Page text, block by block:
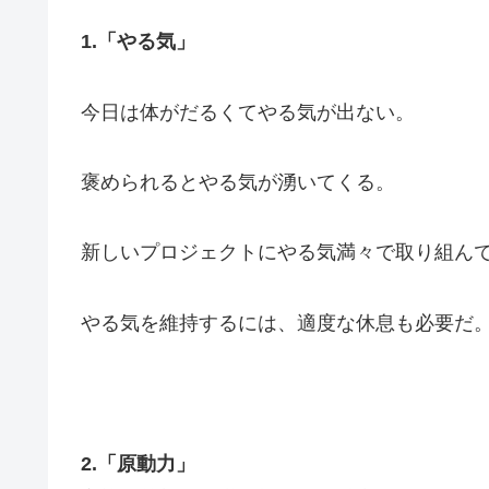
1.「やる気」
今日は体がだるくてやる気が出ない。
褒められるとやる気が湧いてくる。
新しいプロジェクトにやる気満々で取り組んで
やる気を維持するには、適度な休息も必要だ。
2.「原動力」